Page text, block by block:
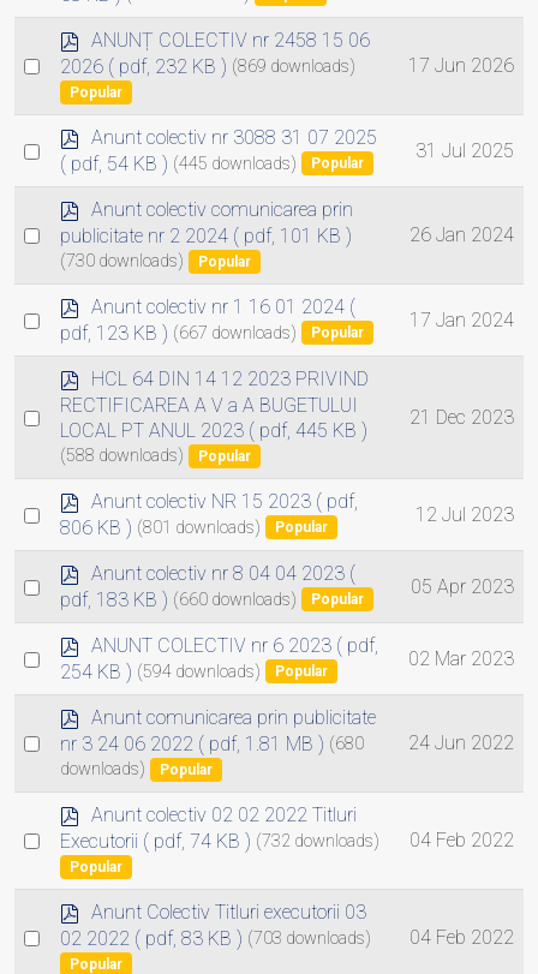
f
Select
item
p
d
f
ANUNȚ COLECTIV nr 2458 15 06
2026 ( pdf, 232 KB ) (869 downloads)
Popular
17 Jun 2026
Select
p
d
f
Anunt colectiv nr 3088 31 07 2025
( pdf, 54 KB ) (445 downloads) Popular
31 Jul 2025
Select
item
p
d
f
Anunt colectiv comunicarea prin
publicitate nr 2 2024 ( pdf, 101 KB )
(730 downloads) Popular
26 Jan 2024
Select
p
d
f
Anunt colectiv nr 1 16 01 2024 (
pdf, 123 KB ) (667 downloads) Popular
17 Jan 2024
Select
p
d
f
HCL 64 DIN 14 12 2023 PRIVIND
RECTIFICAREA A V a A BUGETULUI
LOCAL PT ANUL 2023 ( pdf, 445 KB )
(588 downloads) Popular
21 Dec 2023
Select
p
d
f
Anunt colectiv NR 15 2023 ( pdf,
806 KB ) (801 downloads) Popular
12 Jul 2023
Select
p
d
f
Anunt colectiv nr 8 04 04 2023 (
pdf, 183 KB ) (660 downloads) Popular
05 Apr 2023
Select
p
d
f
ANUNT COLECTIV nr 6 2023 ( pdf,
254 KB ) (594 downloads) Popular
02 Mar 2023
Select
item
p
d
f
Anunt comunicarea prin publicitate
nr 3 24 06 2022 ( pdf, 1.81 MB ) (680
downloads)
Popular
24 Jun 2022
Select
item
p
d
f
Anunt colectiv 02 02 2022 Titluri
Executorii ( pdf, 74 KB ) (732 downloads)
Popular
04 Feb 2022
Select
p
d
f
Anunt Colectiv Titluri executorii 03
02 2022 ( pdf, 83 KB ) (703 downloads)
Popular
04 Feb 2022